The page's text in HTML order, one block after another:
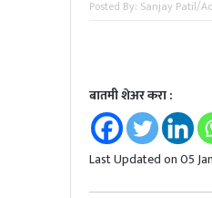
Posted By: Sanjay Patil/
बातमी शेअर करा :
Last Updated on 05